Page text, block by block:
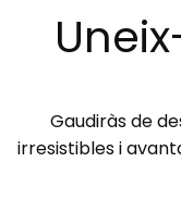
Gaudiràs de
irresistibles i